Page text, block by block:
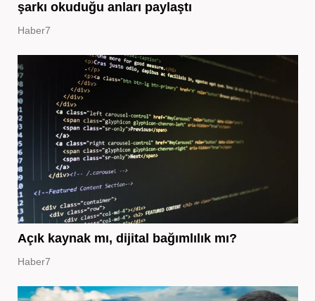
şarkı okuduğu anları paylaştı
Haber7
Açık kaynak mı, dijital bağımlılık mı?
Haber7